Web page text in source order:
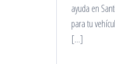
ayuda en
para tu
[…]